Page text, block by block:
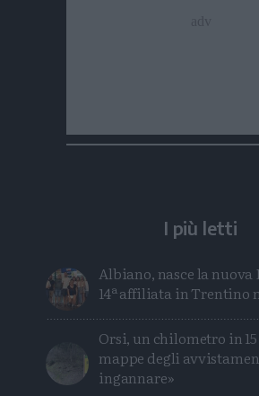
I più letti
Albiano, nasce la nuova
14ª affiliata in Trentino
Orsi, un chilometro in
mappe degli
ingannare»